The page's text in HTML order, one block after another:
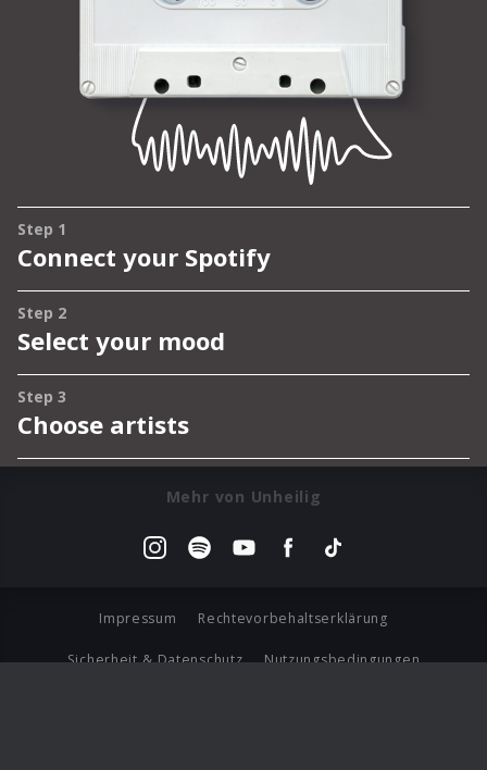
Mehr von Unheilig
Impressum Rechtevorbehaltserklärung
Sicherheit & Datenschutz Nutzungsbedingungen